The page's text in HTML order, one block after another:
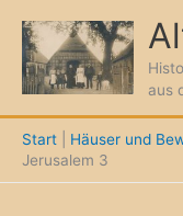
Inhalt
springen
aus
Start Häuser und
Jerusalem 3